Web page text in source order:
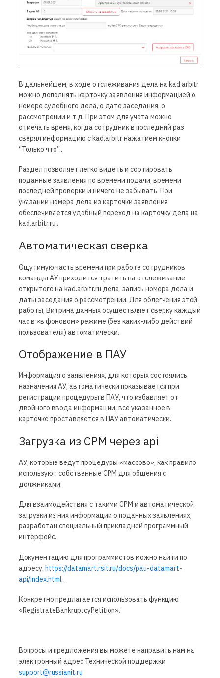
В дальнейшем, в ходе отслеживания дела на kad.arbitr
можно дополнять карточку заявления информацией о
номере судебного дела, о дате заседания, о
рассмотрении и т.д. При этом для учёта можно
отмечать время, когда сотрудник в последний раз
сверял информацию с kad.arbitr нажатием кнопки
“Только что”..
Раздел позволяет легко видеть и сортировать
поданные заявления по времени подачи, времени
последней проверки и ничего не забывать. При
указании номера дела из карточки заявления
обеспечивается удобный переход на карточку дела на
kad.arbitr.ru .
Автоматическая сверка
Ощутимую часть времени при работе сотрудников
команды АУ приходится тратить на отслеживание
открытого на kad.arbitr.ru дела, запись номера дела и
даты заседания о рассмотрении. Для облегчения этой
работы, Витрина данных осуществляет сверку каждый
час в «в фоновом» режиме (без каких-либо действий
пользователя) автоматически.
Отображение в ПАУ
Информация о заявлениях, для которых состоялись
назначения АУ, автоматически показывается при
регистрации процедуры в ПАУ, что избавляет от
двойного ввода информации, всё указанное в
карточке проставляется в ПАУ автоматически.
Загрузка из СРМ через api
АУ, которые ведут процедуры «массово», как правило
используют собственные СРМ для общения с
должниками.
Для взаимодействия с такими СРМ и автоматической
загрузки из них информации о поданных заявлениях,
разработан специальный прикладной программный
интерфейс.
Документацию для программистов можно найти по
адресу: https://datamart.rsit.ru/docs/pau-datamart-
api/index.html .
Конкретно предлагается использовать функцию
«RegistrateBankruptcyPetition».
Вопросы и предложения вы можете направить нам на
электронный адрес Технической поддержки
support@russianit.ru